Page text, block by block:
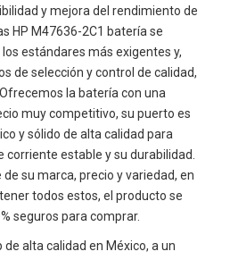
y mejora del rendimiento de
HP M47636-2C1 batería se
estándares más exigentes y,
de selección y control de calidad,
la batería con una
muy competitivo, su puerto es
y sólido de alta calidad para
estable y su durabilidad.
de su marca, precio y variedad, en
todos estos, el producto se
seguros para comprar.
alta calidad en México, a un